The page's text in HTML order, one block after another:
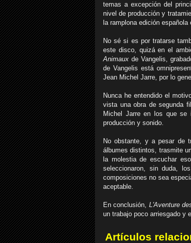
temas a excepción del
nivel de producción y
la ramplona edición
No sé si es por tratarse
este disco, quizá en el
Animaux de Vangelis,
de Vangelis está
Jean Michel Jarre, por lo
Nunca he entendido el
vista una obra de segunda
Michel Jarre en los que se
producción y sonido.
No obstante, y a pesar de
álbumes distintos, trasmite
la molestia de escuchar
seleccionaron, sin duda,
composiciones no sea
aceptable.
En conclusión, L'Aventure
un trabajo poco arriesgado y
Artículos